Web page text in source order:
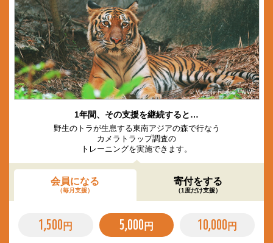
© Vladimir Filonov / WWF
1年間、その支援を継続すると…
野生のトラが生息する東南アジアの森で行なう
カメラトラップ調査の
トレーニングを実施できます。
会員になる
（毎月支援）
寄付をする
（1度だけ支援）
1,500 円 5,000 円 10,000 円